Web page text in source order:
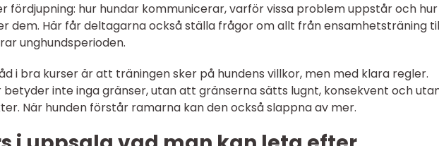
fördjupning: hur hundar kommunicerar, varför vissa problem uppstår och hur
dem. Här får deltagarna också ställa frågor om allt från ensamhetsträning
unghundsperioden.
i bra kurser är att träningen sker på hundens villkor, men med klara regler.
betyder inte inga gränser, utan att gränserna sätts lugnt, konsekvent och
När hunden förstår ramarna kan den också slappna av mer.